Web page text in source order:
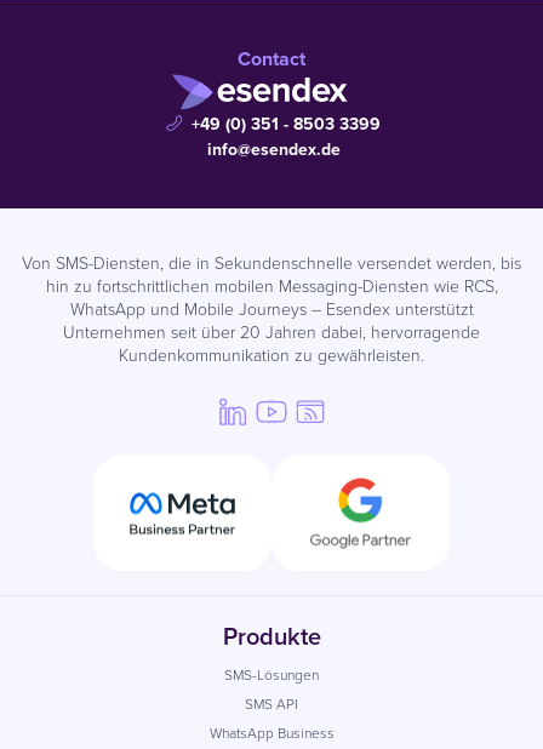
Contact
+49 (0) 351 - 8503 3399
info@esendex.de
Von SMS-Diensten, die in Sekundenschnelle versendet werden, bis
hin zu fortschrittlichen mobilen Messaging-Diensten wie RCS,
WhatsApp und Mobile Journeys – Esendex unterstützt
Unternehmen seit über 20 Jahren dabei, hervorragende
Kundenkommunikation zu gewährleisten.
Produkte
SMS-Lösungen
SMS API
WhatsApp Business